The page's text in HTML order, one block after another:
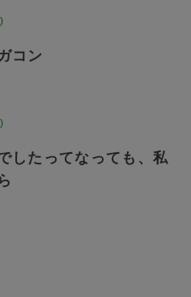
コン
したってなっても、私